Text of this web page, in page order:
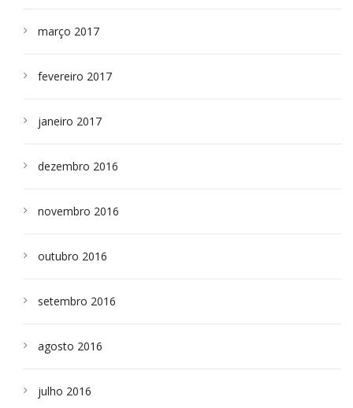
março 2017
fevereiro 2017
janeiro 2017
dezembro 2016
novembro 2016
outubro 2016
setembro 2016
agosto 2016
julho 2016